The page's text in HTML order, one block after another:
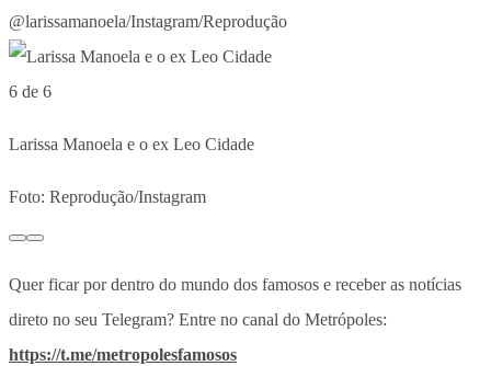
@larissamanoela/Instagram/Reprodução
6 de 6
Larissa Manoela e o ex Leo Cidade
Foto: Reprodução/Instagram
Quer ficar por dentro do mundo dos famosos e receber as notícias
direto no seu Telegram? Entre no canal do Metrópoles:
https://t.me/metropolesfamosos